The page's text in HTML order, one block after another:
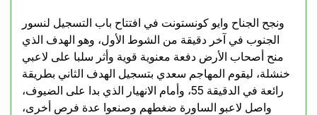
ونجح الجناح وايو كونستونت في افتتاح باب التسجيل لنسور
الجنوب في آخر دقيقة من الشوط الأول، وهو الهدف الذي
منح أصحاب الأرض دفعة معنوية قوية وأثر سلبا على لاعبي
خنشلة، ليقوم المهاجم سعدي بتسجيل الهدف الثاني بطريقة
رائعة في الدقيقة 55، وأمام الانهيار الذي بدا على الضيوف،
واصل لاعبو الساورة ضغطهم وصنعوا عدة فرص أخرى،